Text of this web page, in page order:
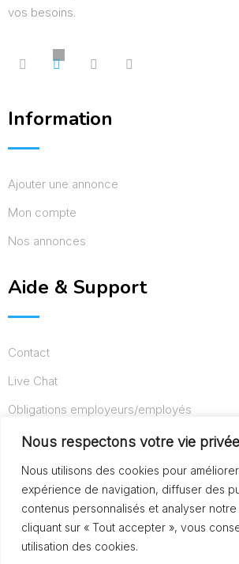
Nous respectons votre vie
Nous utilisons des cookies pour
expérience de navigation, diffuser des
contenus personnalisés et analyser notre
cliquant sur « Tout accepter », vous
utilisation des cookies.
vos besoins.
Information
Ajouter une annonce
Mon compte
Nos annonces
Aide & Support
Contact
Live Chat
Obligations employeurs/employés
Conditions d’utilisation
Mentions légales
© Copyright AideAuxSeniors.fr
Developed by